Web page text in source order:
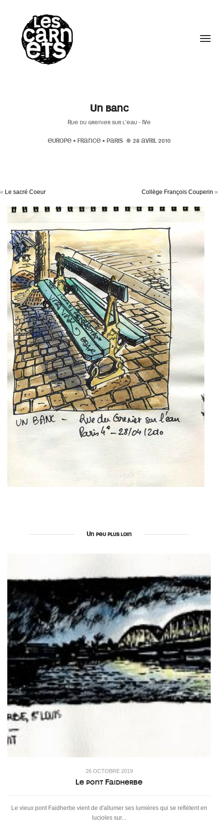
Un banc
Rue du grenier sur l'eau - IVe
EUROPE• FRANCE• PARIS 28 AVRIL 2010
« Le sacré Coeur Collège François Couperin »
Un peu plus loin
26 OCTOBRE 2019
Le pont Faidherbe
Le vieux pont Faidherbe vient de d'allumer ses lumières qui se reflètent en
lucioles sur...